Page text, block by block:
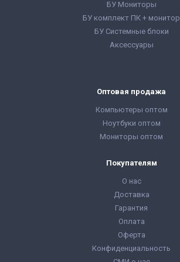
БУ Мониторы
БУ комплект ПК + монитор
БУ Системные блоки
Аксессуары
Оптовая продажа
Компьютеры оптом
Ноутбуки оптом
Мониторы оптом
Покупателям
О нас
Доставка
Гарантия
Оплата
Оферта
Конфиденциальность